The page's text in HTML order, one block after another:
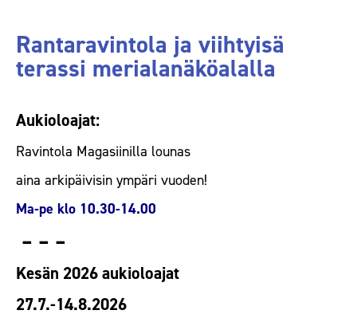
Rantaravintola ja viihtyisä
terassi merialanäköalalla
Aukioloajat:
Ravintola Magasiinilla lounas
aina arkipäivisin ympäri vuoden!
Ma-pe klo 10.30-14.00
– – –
Kesän 2026 aukioloajat
27.7.-14.8.2026